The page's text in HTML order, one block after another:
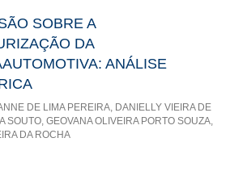
SOBRE A
DA
ANÁLISE
DE LIMA PEREIRA, DANIELLY VIEIRA DE
SOUTO, GEOVANA OLIVEIRA PORTO SOUZA,
DA ROCHA